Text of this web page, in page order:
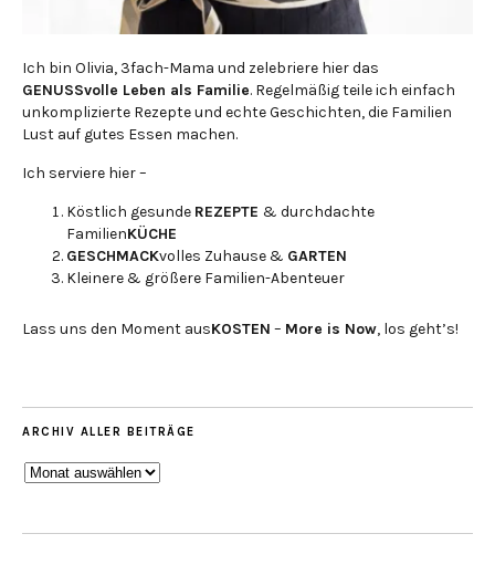
Ich bin Olivia, 3fach-Mama und zelebriere hier das
GENUSSvolle Leben als Familie. Regelmäßig teile ich einfach
unkomplizierte Rezepte und echte Geschichten, die Familien
Lust auf gutes Essen machen.
Ich serviere hier –
Köstlich gesunde REZEPTE & durchdachte
FamilienKÜCHE
GESCHMACKvolles Zuhause & GARTEN
Kleinere & größere Familien-Abenteuer
Lass uns den Moment ausKOSTEN – More is Now, los geht’s!
ARCHIV ALLER BEITRÄGE
ARCHIV